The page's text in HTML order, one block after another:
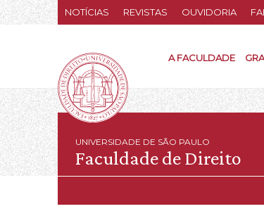
NOTÍCIAS REVISTAS OUVIDORIA
A FACULDADE
UNIVERSIDADE DE SÃO PAULO
Faculdade de Direito